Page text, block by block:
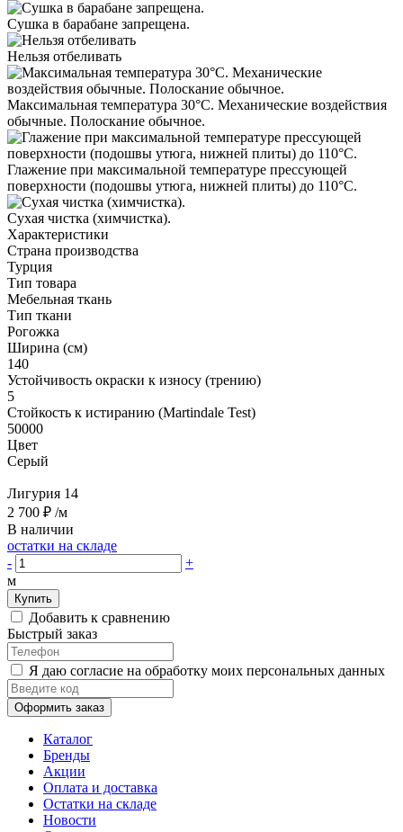
Сушка в барабане запрещена.
Нельзя отбеливать
Максимальная температура 30°С. Механические воздействия
обычные. Полоскание обычное.
Глажение при максимальной температуре прессующей
поверхности (подошвы утюга, нижней плиты) до 110°С.
Cухая чистка (химчистка).
Характеристики
Страна производства
Турция
Тип товара
Мебельная ткань
Тип ткани
Рогожка
Ширина (см)
140
Устойчивость окраски к износу (трению)
5
Стойкость к истиранию (Martindale Test)
50000
Цвет
Серый
Лигурия 14
2 700 ₽ /м
В наличии
остатки на складе
-
+
м
Купить
Добавить к сравнению
Быстрый заказ
Я даю согласие на обработку моих персональных данных
Оформить заказ
Каталог
Бренды
Акции
Оплата и доставка
Остатки на складе
Новости